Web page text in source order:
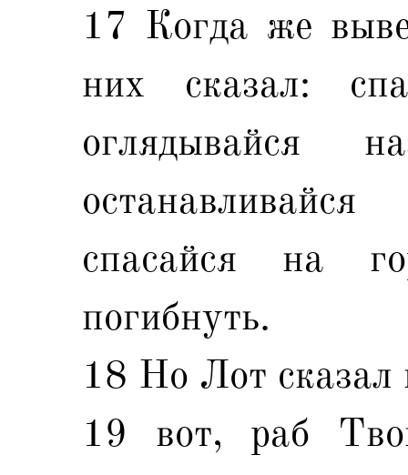
17 Когда же
них сказал:
оглядывайся
спасайся на
погибнуть.
18 Но Лот
19 вот, раб